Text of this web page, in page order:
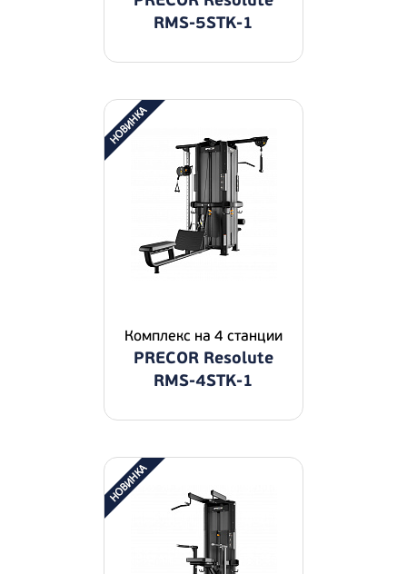
RMS-5STK-1
Комплекс на 4 станции
PRECOR Resolute
RMS-4STK-1